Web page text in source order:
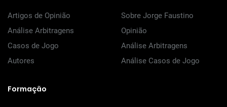
Artigos de Opinião
Análise Arbitragens
Casos de Jogo
Autores
Sobre Jorge Faustino
Opinião
Análise Arbitragens
Análise Casos de Jogo
Formação